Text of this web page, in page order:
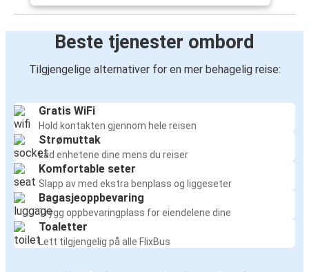
Beste tjenester ombord
Tilgjengelige alternativer for en mer behagelig reise:
Gratis WiFi
Hold kontakten gjennom hele reisen
Strømuttak
Lad enhetene dine mens du reiser
Komfortable seter
Slapp av med ekstra benplass og liggeseter
Bagasjeoppbevaring
Trygg oppbevaringplass for eiendelene dine
Toaletter
Lett tilgjengelig på alle FlixBus